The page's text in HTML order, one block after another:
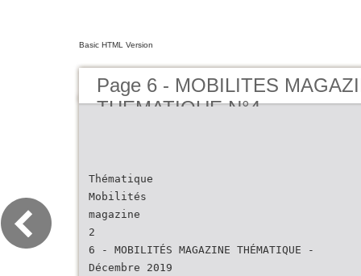
Basic HTML Version
Page 6 - MOBILITES
THEMATIQUE N°4
Thématique
Mobilités
magazine
2
6 - MOBILITÉS MAGAZINE THÉMATIQUE -
Décembre 2019